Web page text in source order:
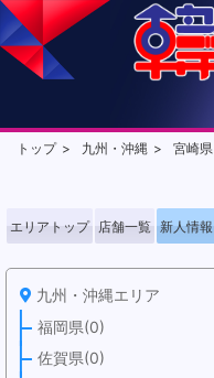
トップ 九州・沖縄 宮崎県
エリアトップ 店舗一覧 新人情報
九州・沖縄エリア
福岡県(0)
佐賀県(0)